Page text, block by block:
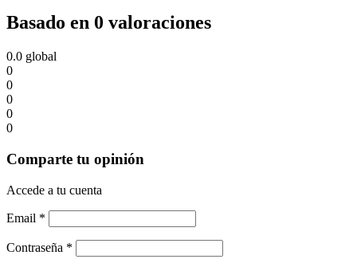
Basado en 0 valoraciones
0.0 global
0
0
0
0
0
Comparte tu opinión
Accede a tu cuenta
Email *
Contraseña *